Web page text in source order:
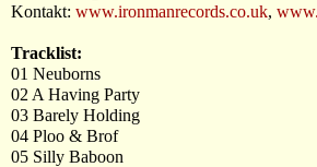
Kontakt: www.ironmanrecords.co.uk,
Tracklist:
01 Neuborns
02 A Having Party
03 Barely Holding
04 Ploo & Brof
05 Silly Baboon